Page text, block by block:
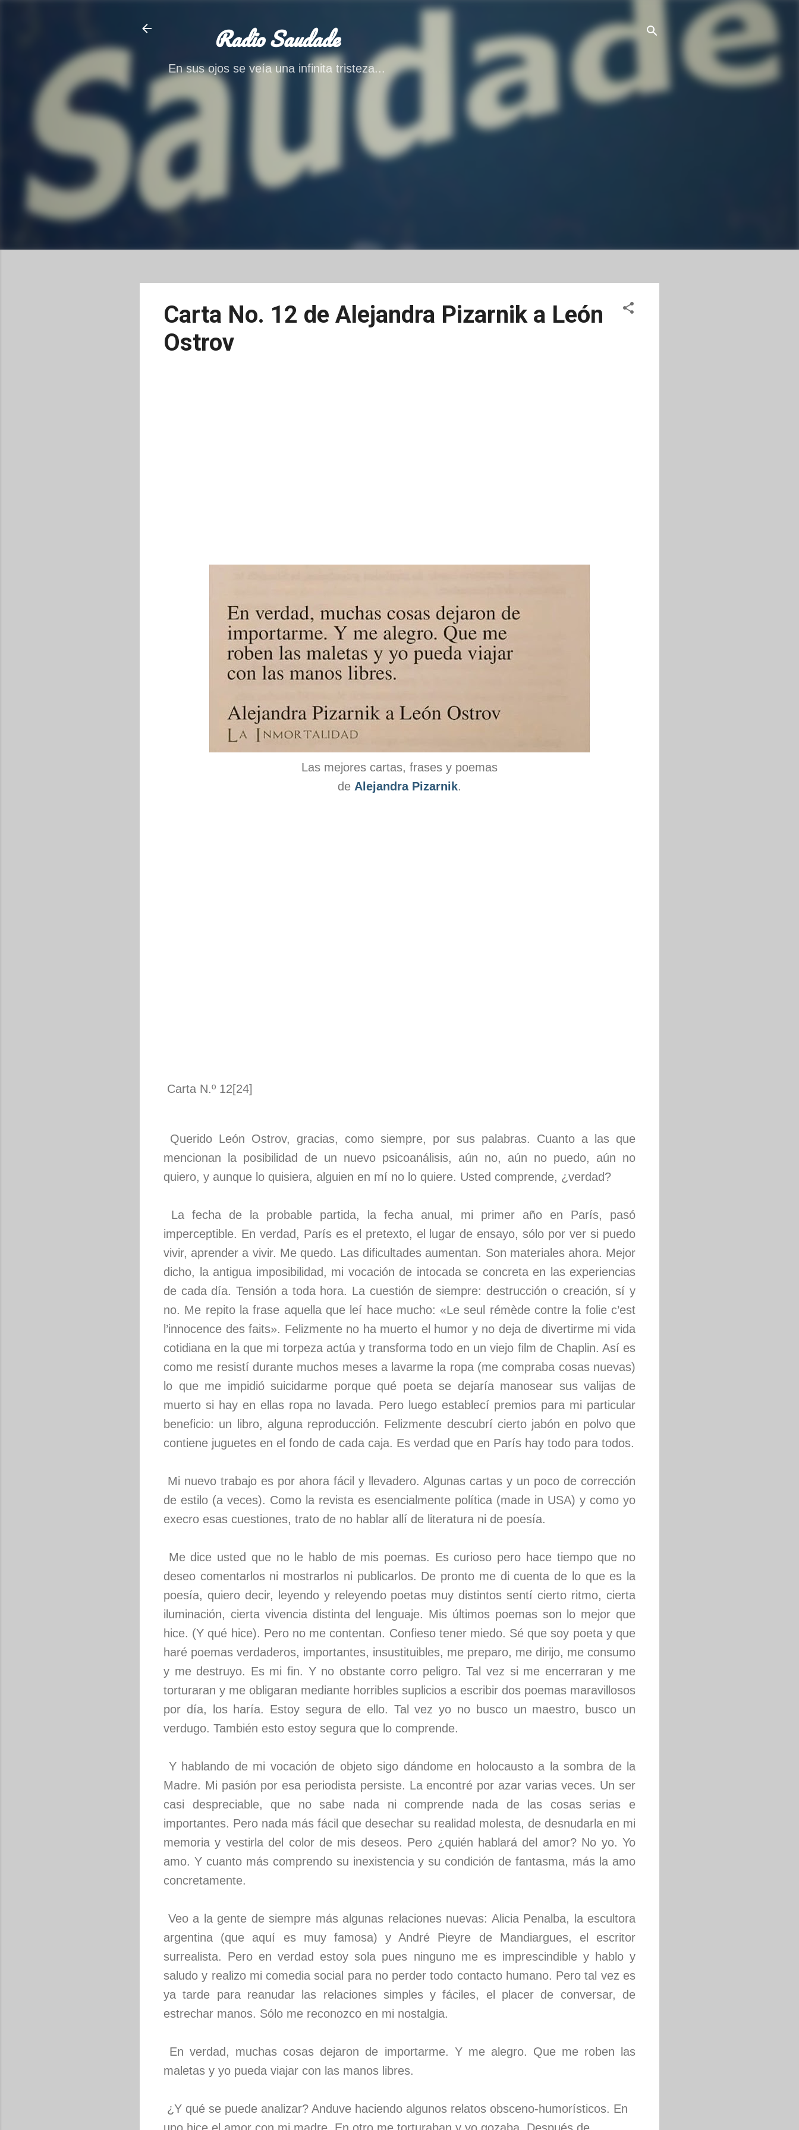
Ir al contenido principal
Radio Saudade
En sus ojos se veía una infinita tristeza...
Carta No. 12 de Alejandra Pizarnik a León
Ostrov
Las mejores cartas, frases y poemas
de Alejandra Pizarnik.
Carta N.º 12[24]
Querido León Ostrov, gracias, como siempre, por sus palabras. Cuanto a las que
mencionan la posibilidad de un nuevo psicoanálisis, aún no, aún no puedo, aún no
quiero, y aunque lo quisiera, alguien en mí no lo quiere. Usted comprende, ¿verdad?
La fecha de la probable partida, la fecha anual, mi primer año en París, pasó
imperceptible. En verdad, París es el pretexto, el lugar de ensayo, sólo por ver si puedo
vivir, aprender a vivir. Me quedo. Las dificultades aumentan. Son materiales ahora. Mejor
dicho, la antigua imposibilidad, mi vocación de intocada se concreta en las experiencias
de cada día. Tensión a toda hora. La cuestión de siempre: destrucción o creación, sí y
no. Me repito la frase aquella que leí hace mucho: «Le seul rémède contre la folie c’est
l’innocence des faits». Felizmente no ha muerto el humor y no deja de divertirme mi vida
cotidiana en la que mi torpeza actúa y transforma todo en un viejo film de Chaplin. Así es
como me resistí durante muchos meses a lavarme la ropa (me compraba cosas nuevas)
lo que me impidió suicidarme porque qué poeta se dejaría manosear sus valijas de
muerto si hay en ellas ropa no lavada. Pero luego establecí premios para mi particular
beneficio: un libro, alguna reproducción. Felizmente descubrí cierto jabón en polvo que
contiene juguetes en el fondo de cada caja. Es verdad que en París hay todo para todos.
Mi nuevo trabajo es por ahora fácil y llevadero. Algunas cartas y un poco de corrección
de estilo (a veces). Como la revista es esencialmente política (made in USA) y como yo
execro esas cuestiones, trato de no hablar allí de literatura ni de poesía.
Me dice usted que no le hablo de mis poemas. Es curioso pero hace tiempo que no
deseo comentarlos ni mostrarlos ni publicarlos. De pronto me di cuenta de lo que es la
poesía, quiero decir, leyendo y releyendo poetas muy distintos sentí cierto ritmo, cierta
iluminación, cierta vivencia distinta del lenguaje. Mis últimos poemas son lo mejor que
hice. (Y qué hice). Pero no me contentan. Confieso tener miedo. Sé que soy poeta y que
haré poemas verdaderos, importantes, insustituibles, me preparo, me dirijo, me consumo
y me destruyo. Es mi fin. Y no obstante corro peligro. Tal vez si me encerraran y me
torturaran y me obligaran mediante horribles suplicios a escribir dos poemas maravillosos
por día, los haría. Estoy segura de ello. Tal vez yo no busco un maestro, busco un
verdugo. También esto estoy segura que lo comprende.
Y hablando de mi vocación de objeto sigo dándome en holocausto a la sombra de la
Madre. Mi pasión por esa periodista persiste. La encontré por azar varias veces. Un ser
casi despreciable, que no sabe nada ni comprende nada de las cosas serias e
importantes. Pero nada más fácil que desechar su realidad molesta, de desnudarla en mi
memoria y vestirla del color de mis deseos. Pero ¿quién hablará del amor? No yo. Yo
amo. Y cuanto más comprendo su inexistencia y su condición de fantasma, más la amo
concretamente.
Veo a la gente de siempre más algunas relaciones nuevas: Alicia Penalba, la escultora
argentina (que aquí es muy famosa) y André Pieyre de Mandiargues, el escritor
surrealista. Pero en verdad estoy sola pues ninguno me es imprescindible y hablo y
saludo y realizo mi comedia social para no perder todo contacto humano. Pero tal vez es
ya tarde para reanudar las relaciones simples y fáciles, el placer de conversar, de
estrechar manos. Sólo me reconozco en mi nostalgia.
En verdad, muchas cosas dejaron de importarme. Y me alegro. Que me roben las
maletas y yo pueda viajar con las manos libres.
¿Y qué se puede analizar? Anduve haciendo algunos relatos obsceno-humorísticos. En